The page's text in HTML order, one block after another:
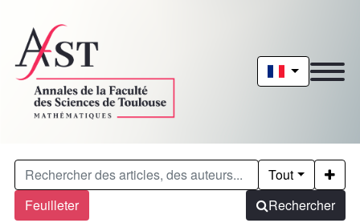
Feuilleter
Tout
Rechercher